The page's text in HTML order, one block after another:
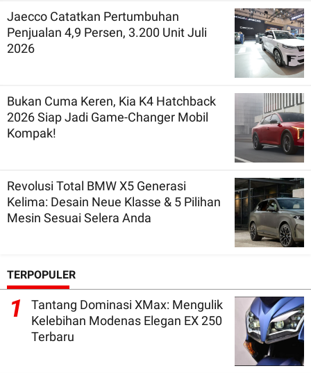
Jaecco Catatkan Pertumbuhan
Penjualan 4,9 Persen, 3.200 Unit Juli
2026
Bukan Cuma Keren, Kia K4 Hatchback
2026 Siap Jadi Game-Changer Mobil
Kompak!
Revolusi Total BMW X5 Generasi
Kelima: Desain Neue Klasse & 5 Pilihan
Mesin Sesuai Selera Anda
TERPOPULER
1
Tantang Dominasi XMax: Mengulik
Kelebihan Modenas Elegan EX 250
Terbaru